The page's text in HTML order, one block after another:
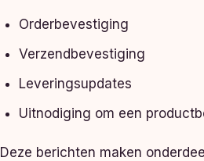
Orderbevestiging
Verzendbevestiging
Leveringsupdates
Uitnodiging om een
Deze berichten maken